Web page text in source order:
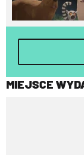
MIEJSCE